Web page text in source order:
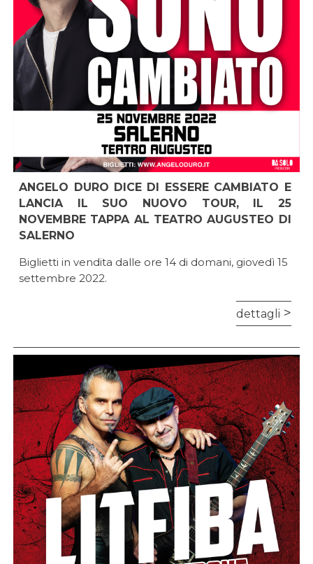
ANGELO DURO DICE DI ESSERE CAMBIATO E
LANCIA IL SUO NUOVO TOUR, IL 25
NOVEMBRE TAPPA AL TEATRO AUGUSTEO DI
SALERNO
Biglietti in vendita dalle ore 14 di domani, giovedì 15
settembre 2022.
dettagli